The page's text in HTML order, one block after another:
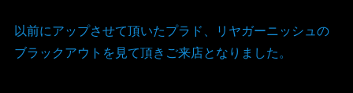
以前にアップさせて頂いたプラド、リヤガーニッシュの
ブラックアウトを見て頂きご来店となりました。